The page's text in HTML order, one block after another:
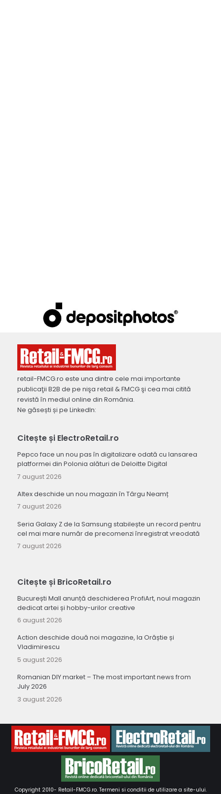
retail-FMCG.ro este una dintre cele mai importante
publicaţii B2B de pe nişa retail & FMCG şi cea mai citită
revistă în mediul online din România.
Ne găsești și pe LinkedIn:
Citește și ElectroRetail.ro
Pepco face un nou pas în digitalizare odată cu lansarea
platformei din Polonia alături de Deloitte Digital
7 august 2026
Altex deschide un nou magazin în Târgu Neamț
7 august 2026
Seria Galaxy Z de la Samsung stabilește un record pentru
cel mai mare număr de precomenzi înregistrat vreodată
7 august 2026
Citește și BricoRetail.ro
București Mall anunță deschiderea ProfiArt, noul magazin
dedicat artei și hobby-urilor creative
6 august 2026
Action deschide două noi magazine, la Orăștie și
Vladimirescu
5 august 2026
Romanian DIY market – The most important news from
July 2026
3 august 2026
Copyright 2010- Retail-FMCG.ro. Termeni si conditii de utilizare a site-ului.